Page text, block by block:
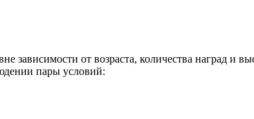
зависимости от возраста, количества наград и
пары условий: